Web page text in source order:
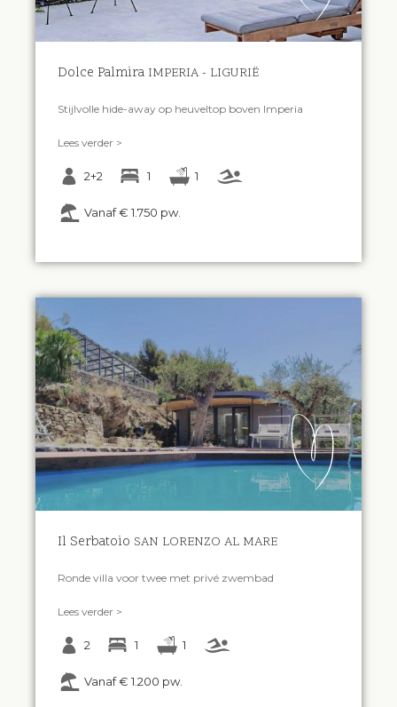
Dolce Palmira IMPERIA - LIGURIË
Stijlvolle hide-away op heuveltop boven Imperia
Lees verder >
2+2 1 1
Vanaf € 1.750 pw.
Il Serbatoio SAN LORENZO AL MARE
Ronde villa voor twee met privé zwembad
Lees verder >
2 1 1
Vanaf € 1.200 pw.